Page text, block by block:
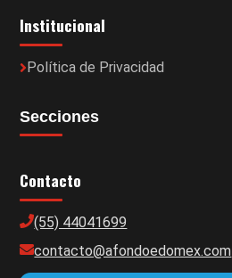
Institucional
Política de Privacidad
Secciones
Contacto
(55) 44041699
contacto@afondoedomex.com